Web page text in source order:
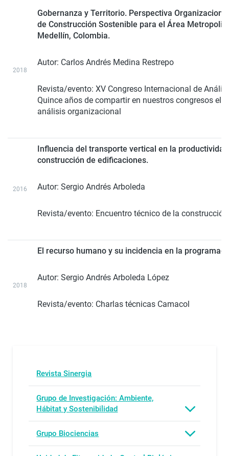
2018
Gobernanza y Territorio. Perspectiva
de Construcción Sostenible para el Área
Medellín, Colombia.
Autor: Carlos Andrés Medina Restrepo
Revista/evento: XV Congreso Internacional de
Quince años de compartir en nuestros congresos el
análisis organizacional
2016
Influencia del transporte vertical en la
construcción de edificaciones.
Autor: Sergio Andrés Arboleda
Revista/evento: Encuentro técnico de la
2018
El recurso humano y su incidencia en la
Autor: Sergio Andrés Arboleda López
Revista/evento: Charlas técnicas Camacol
Revista Sinergia
Grupo de Investigación: Ambiente,
Hábitat y Sostenibilidad
Grupo Biociencias